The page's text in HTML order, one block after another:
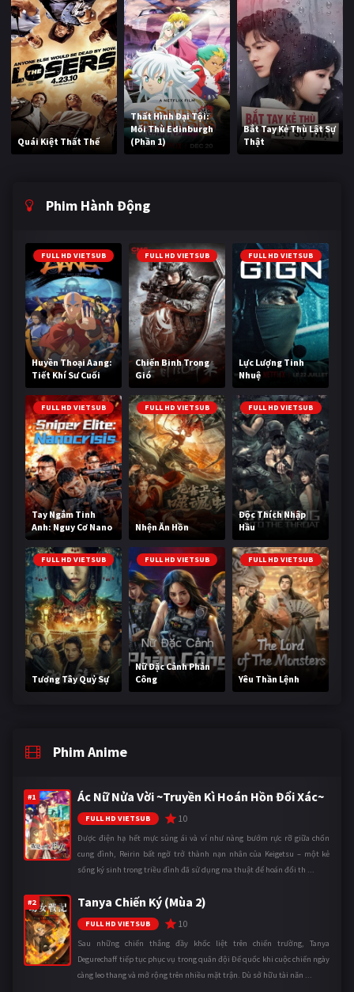
Quái Kiệt Thất Thế
Thất Hình Đại Tội:
Mối Thù Edinburgh
(Phần 1)
Bắt Tay Kẻ Thù Lật Sự
Thật
Phim Hành Động
FULL HD VIETSUB
Huyền Thoại Aang:
Tiết Khí Sư Cuối
Cùng
FULL HD VIETSUB
Chiến Binh Trong
Gió
FULL HD VIETSUB
Lực Lượng Tinh
Nhuệ
FULL HD VIETSUB
Tay Ngắm Tinh
Anh: Nguy Cơ Nano
FULL HD VIETSUB
Nhện Ăn Hồn
FULL HD VIETSUB
Độc Thích Nhập
Hầu
FULL HD VIETSUB
Tương Tây Quỷ Sự
FULL HD VIETSUB
Nữ Đặc Cảnh Phản
Công
FULL HD VIETSUB
Yêu Thần Lệnh
Phim Anime
#1 Ác Nữ Nửa Vời ~Truyền Kì Hoán Hồn Đổi Xác~
FULL HD VIETSUB 10
Được điện hạ hết mực sủng ái và ví như nàng bướm rực rỡ giữa chốn
cung đình, Reirin bất ngờ trở thành nạn nhân của Keigetsu – một kẻ
sống ký sinh trong triều đình đã sử dụng ma thuật để hoán đổi th ...
#2 Tanya Chiến Ký (Mùa 2)
FULL HD VIETSUB 10
Sau những chiến thắng đầy khốc liệt trên chiến trường, Tanya
Degurechaff tiếp tục phục vụ trong quân đội Đế quốc khi cuộc chiến ngày
càng leo thang và mở rộng trên nhiều mặt trận. Dù sở hữu tài năn ...